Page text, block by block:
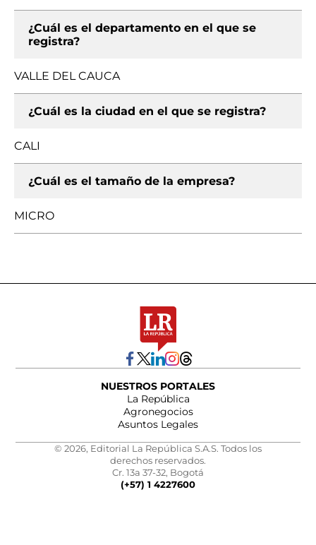
¿Cuál es el departamento en el que se
registra?
VALLE DEL CAUCA
¿Cuál es la ciudad en el que se registra?
CALI
¿Cuál es el tamaño de la empresa?
MICRO
NUESTROS PORTALES
La República
Agronegocios
Asuntos Legales
© 2026, Editorial La República S.A.S. Todos los
derechos reservados.
Cr. 13a 37-32, Bogotá
(+57) 1 4227600